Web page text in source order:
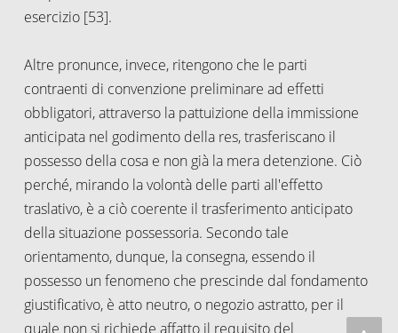
esercizio [53].
Altre pronunce, invece, ritengono che le parti
contraenti di convenzione preliminare ad effetti
obbligatori, attraverso la pattuizione della immissione
anticipata nel godimento della res, trasferiscano il
possesso della cosa e non già la mera detenzione. Ciò
perché, mirando la volontà delle parti all'effetto
traslativo, è a ciò coerente il trasferimento anticipato
della situazione possessoria. Secondo tale
orientamento, dunque, la consegna, essendo il
possesso un fenomeno che prescinde dal fondamento
giustificativo, è atto neutro, o negozio astratto, per il
quale non si richiede affatto il requisito del